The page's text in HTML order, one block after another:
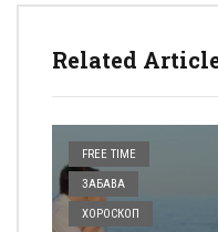
Related
FREE TIME
ЗАБАВА
ХОРОСКОП